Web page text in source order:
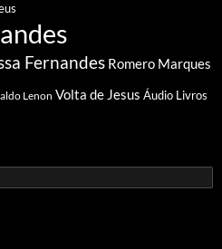
Fernandes Romero Marques
Lenon Volta de Jesus Áudio Livros